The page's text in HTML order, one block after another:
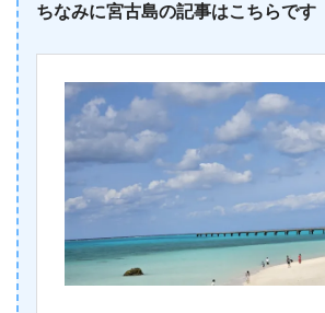
ちなみに宮古島の記事はこちらです